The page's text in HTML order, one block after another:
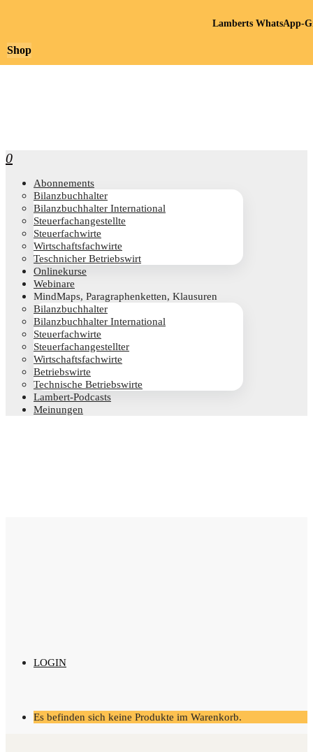
0
Abon­ne­ments
Bilanz­buch­hal­ter
Bilanz­buch­hal­ter International
Steu­er­fach­an­ge­stell­te
Steu­er­fach­wir­te
Wirt­schafts­fach­wir­te
Teschni­cher Betriebswirt
Online­kur­se
Web­i­na­re
Mind­Maps, Para­gra­phen­ket­ten, Klausuren
Bilanz­buch­hal­ter
Bilanz­buch­hal­ter International
Steu­er­fach­wir­te
Steu­er­fach­an­ge­stell­ter
Wirt­schafts­fach­wir­te
Betriebs­wir­te
Tech­ni­sche Betriebswirte
Lam­­bert-Pod­­casts
Mei­nun­gen
LOGIN
Es befinden sich keine Produkte im Warenkorb.
Shop
Lamberts WhatsApp-